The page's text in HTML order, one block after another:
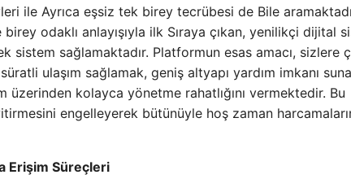
ile Ayrıca eşsiz tek birey tecrübesi de Bile
odaklı anlayışıyla ilk Sıraya çıkan, yenilikçi dijital
sağlamaktadır. Platformun esas amacı, sizlere
ulaşım sağlamak, geniş altyapı yardım imkanı
kolayca yönetme rahatlığını vermektedir. Bu
engelleyerek bütünüyle hoş zaman
Erişim Süreçleri